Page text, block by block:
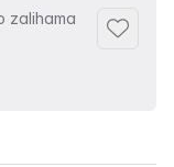
zalihama
Dodaj